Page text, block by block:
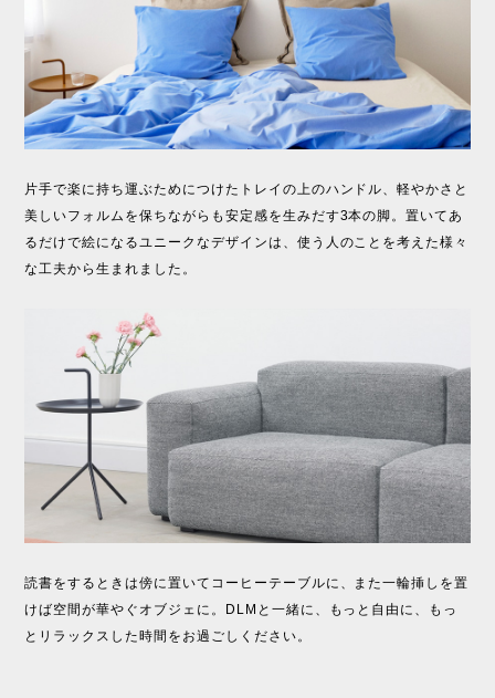
片手で楽に持ち運ぶためにつけたトレイの上のハンドル、軽やかさと
美しいフォルムを保ちながらも安定感を生みだす3本の脚。置いてあ
るだけで絵になるユニークなデザインは、使う人のことを考えた様々
な工夫から生まれました。
読書をするときは傍に置いてコーヒーテーブルに、また一輪挿しを置
けば空間が華やぐオブジェに。DLMと一緒に、もっと自由に、もっ
とリラックスした時間をお過ごしください。